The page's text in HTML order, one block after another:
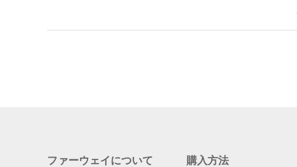
ファーウェイについて 購入方法